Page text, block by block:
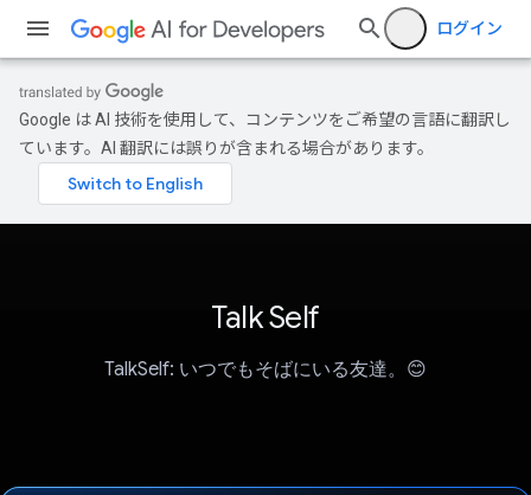
ログイン
Google は AI 技術を使用して、コンテンツをご希望の言語に翻訳し
ています。AI 翻訳には誤りが含まれる場合があります。
Talk Self
TalkSelf: いつでもそばにいる友達。😊